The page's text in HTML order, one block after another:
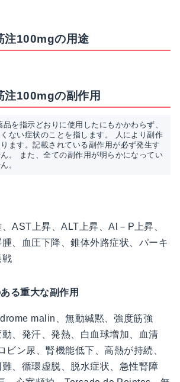
注100mgの用途
注100mgの副作用
を指示どおりに使用したにもかかわらず、
ない症状のことを指します。 人により副作
ます。記載されている副作用が必ず発生す
。 また、全ての副作用が明らかになってい
。
AST上昇、ALT上昇、Al－P上昇、
、血圧下降、錐体外路症状、パーキ
戦
る重大な副作用
malin、無動緘黙、強度筋強
、発汗、発熱、白血球増加、血清
ビン尿、腎機能低下、高熱が持続、
、循環虚脱、脱水症状、急性腎障